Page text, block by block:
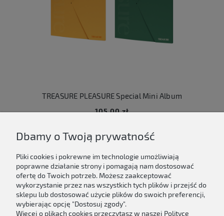
TREASURE PLEASURE Special Mini Album
105,00 zł
Do koszyka
Newsletter
Dbamy o Twoją prywatność
Pliki cookies i pokrewne im technologie umożliwiają
poprawne działanie strony i pomagają nam dostosować
ofertę do Twoich potrzeb. Możesz zaakceptować
wykorzystanie przez nas wszystkich tych plików i przejść do
sklepu lub dostosować użycie plików do swoich preferencji,
wybierając opcję "Dostosuj zgody".
Więcej o plikach cookies przeczytasz w naszej Polityce